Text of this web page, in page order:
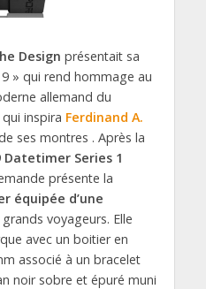
Design présentait sa
» qui rend hommage au
allemand du
inspira Ferdinand A.
ses montres . Après la
Datetimer Series 1
présente la
équipée d’une
voyageurs. Elle
avec un boitier en
associé à un bracelet
noir sobre et épuré muni